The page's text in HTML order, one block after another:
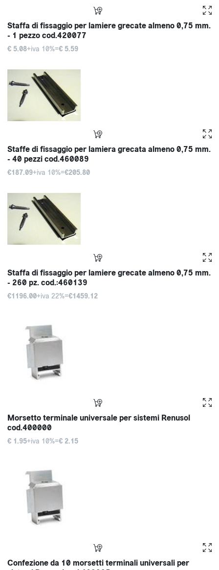
Staffa di fissaggio per lamiere grecate almeno 0,75 mm.
- 1 pezzo cod.420077
€ 5.08+iva 10%=€ 5.59
Staffe di fissaggio per lamiera grecata almeno 0,75 mm.
- 40 pezzi cod.460089
€187.09+iva 10%=€205.80
Staffa di fissaggio per lamiere grecate almeno 0,75 mm.
- 260 pz. cod.:460139
€1196.00+iva 22%=€1459.12
Morsetto terminale universale per sistemi Renusol
cod.400000
€ 1.95+iva 10%=€ 2.15
Confezione da 10 morsetti terminali universali per